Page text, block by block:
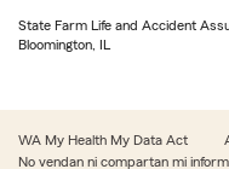
State Farm Life and Accident
Bloomington, IL
WA My Health My Data Act
No vendan ni compartan mi